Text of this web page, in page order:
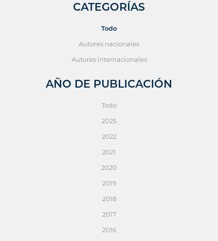
CATEGORÍAS
Todo
Autores nacionales
Autores internacionales
AÑO DE PUBLICACIÓN
Todo
2025
2022
2021
2020
2019
2018
2017
2016